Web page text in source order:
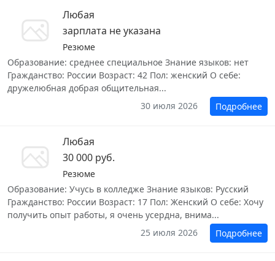
Любая
зарплата не указана
Резюме
Образование: среднее специальное Знание языков: нет
Гражданство: России Возраст: 42 Пол: женский О себе:
дружелюбная добрая общительная...
30 июля 2026
Подробнее
Любая
30 000 руб.
Резюме
Образование: Учусь в колледже Знание языков: Русский
Гражданство: России Возраст: 17 Пол: Женский О себе: Хочу
получить опыт работы, я очень усердна, внима...
25 июля 2026
Подробнее